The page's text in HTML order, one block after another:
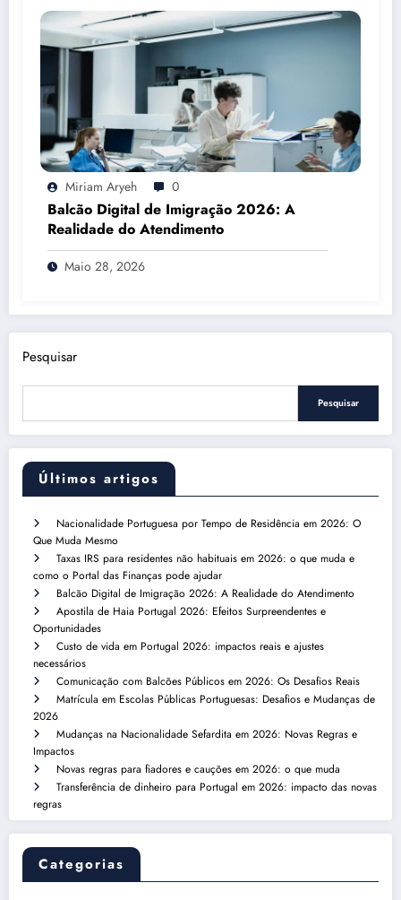
Miriam Aryeh 0
Balcão Digital de Imigração 2026: A
Realidade do Atendimento
Maio 28, 2026
Pesquisar
Pesquisar
Últimos artigos
Nacionalidade Portuguesa por Tempo de Residência em 2026: O
Que Muda Mesmo
Taxas IRS para residentes não habituais em 2026: o que muda e
como o Portal das Finanças pode ajudar
Balcão Digital de Imigração 2026: A Realidade do Atendimento
Apostila de Haia Portugal 2026: Efeitos Surpreendentes e
Oportunidades
Custo de vida em Portugal 2026: impactos reais e ajustes
necessários
Comunicação com Balcões Públicos em 2026: Os Desafios Reais
Matrícula em Escolas Públicas Portuguesas: Desafios e Mudanças de
2026
Mudanças na Nacionalidade Sefardita em 2026: Novas Regras e
Impactos
Novas regras para fiadores e cauções em 2026: o que muda
Transferência de dinheiro para Portugal em 2026: impacto das novas
regras
Categorias